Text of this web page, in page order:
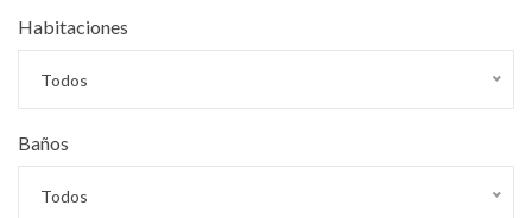
Habitaciones
Todos
Baños
Todos